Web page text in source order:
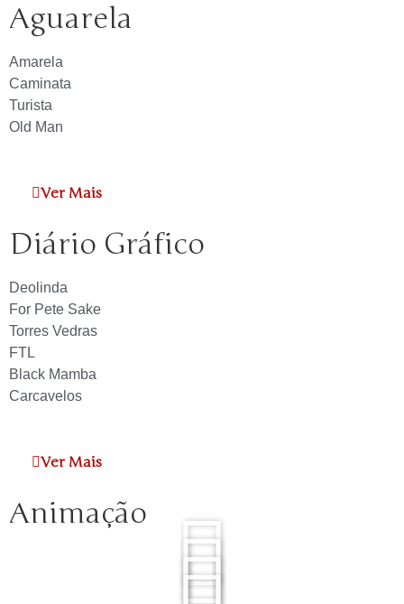
Aguarela
Amarela
Caminata
Turista
Old Man
Ver Mais
Diário Gráfico
Deolinda
For Pete Sake
Torres Vedras
FTL
Black Mamba
Carcavelos
Ver Mais
Animação